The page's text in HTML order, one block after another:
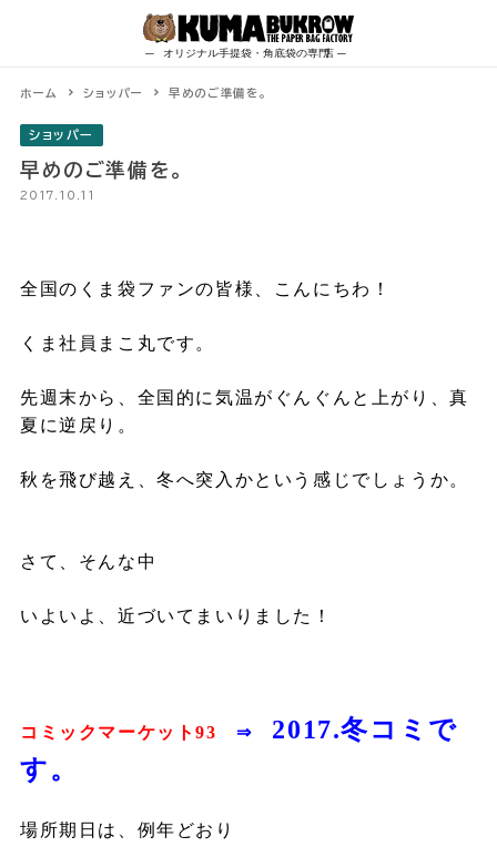
ホーム ショッパー 早めのご準備を。
ショッパー
早めのご準備を。
2017.10.11
全国のくま袋ファンの皆様、こんにちわ！
くま社員まこ丸です。
先週末から、全国的に気温がぐんぐんと上がり、真
夏に逆戻り。
秋を飛び越え、冬へ突入かという感じでしょうか。
さて、そんな中
いよいよ、近づいてまいりました！
コミックマーケット93 ⇒ 2017.冬コミで
す。
場所期日は、例年どおり